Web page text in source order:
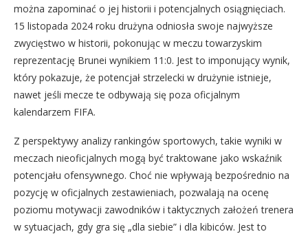
można zapominać o jej historii i potencjalnych osiągnięciach.
15 listopada 2024 roku drużyna odniosła swoje najwyższe
zwycięstwo w historii, pokonując w meczu towarzyskim
reprezentację Brunei wynikiem 11:0. Jest to imponujący wynik,
który pokazuje, że potencjał strzelecki w drużynie istnieje,
nawet jeśli mecze te odbywają się poza oficjalnym
kalendarzem FIFA.
Z perspektywy analizy rankingów sportowych, takie wyniki w
meczach nieoficjalnych mogą być traktowane jako wskaźnik
potencjału ofensywnego. Choć nie wpływają bezpośrednio na
pozycję w oficjalnych zestawieniach, pozwalają na ocenę
poziomu motywacji zawodników i taktycznych założeń trenera
w sytuacjach, gdy gra się „dla siebie” i dla kibiców. Jest to